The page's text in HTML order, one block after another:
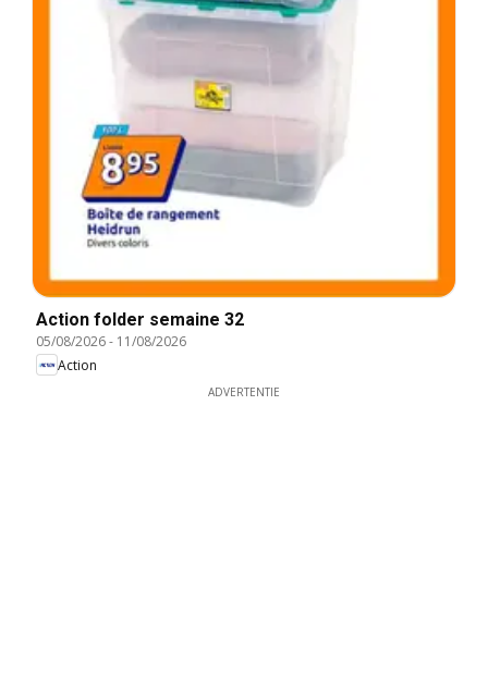
Action folder semaine 32
05/08/2026- 11/08/2026
Action
ADVERTENTIE